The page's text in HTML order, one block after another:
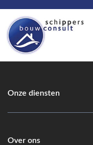
Onze diensten
Over ons